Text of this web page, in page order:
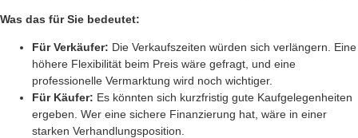
Was das für Sie bedeutet:
Für Verkäufer: Die Verkaufszeiten würden sich verlängern. Eine
höhere Flexibilität beim Preis wäre gefragt, und eine
professionelle Vermarktung wird noch wichtiger.
Für Käufer: Es könnten sich kurzfristig gute Kaufgelegenheiten
ergeben. Wer eine sichere Finanzierung hat, wäre in einer
starken Verhandlungsposition.